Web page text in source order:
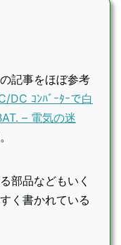
記事をほぼ参考
DC ｺﾝﾊﾞｰﾀｰで白
– 電気の迷
部品などもいく
く書かれている